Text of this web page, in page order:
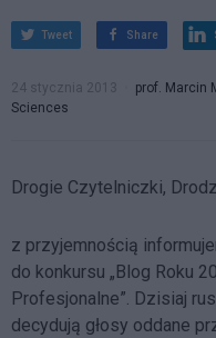
Tweet Share
24 stycznia 2013 prof. Marcin
Sciences
Drogie Czytelniczki,
z przyjemnością
do konkursu „Blog Roku
Profesjonalne”. Dzisiaj
decydują głosy oddane